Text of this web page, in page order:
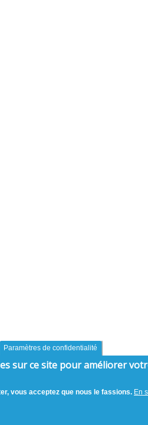
Paramètres de confidentialité
sur ce site pour améliorer
vous acceptez que nous le fassions. En